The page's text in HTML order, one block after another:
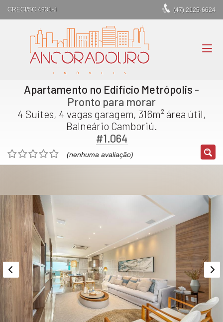
CRECI/SC 4931-J (47) 2125-6624
Apartamento no Edifício Metrópolis -
Pronto para morar
4 Suítes, 4 vagas garagem, 316m² área útil,
Balneário Camboriú.
#1.064
(nenhuma avaliação)